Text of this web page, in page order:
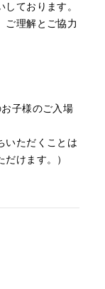
ております。
ご理解とご協力
子様のご入場
いただくことは
けます。）